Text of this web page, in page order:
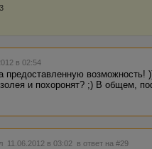
в 02:54
предоставленную возможность!
и похоронят? ;) В общем,
11.06.2012 в 03:02 в ответ на #29